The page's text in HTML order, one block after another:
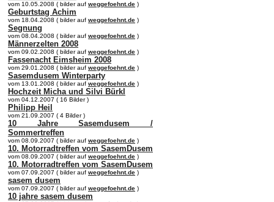
vom 10.05.2008 ( bilder auf weggefoehnt.de )
Geburtstag Achim
vom 18.04.2008 ( bilder auf weggefoehnt.de )
Segnung
vom 08.04.2008 ( bilder auf weggefoehnt.de )
Männerzelten 2008
vom 09.02.2008 ( bilder auf weggefoehnt.de )
Fassenacht Eimsheim 2008
vom 29.01.2008 ( bilder auf weggefoehnt.de )
Sasemdusem Winterparty
vom 13.01.2008 ( bilder auf weggefoehnt.de )
Hochzeit Micha und Silvi Bürkl
vom 04.12.2007 ( 16 Bilder )
Philipp Heil
vom 21.09.2007 ( 4 Bilder )
10 Jahre Sasemdusem /
Sommertreffen
vom 08.09.2007 ( bilder auf weggefoehnt.de )
10. Motorradtreffen vom SasemDusem
vom 08.09.2007 ( bilder auf weggefoehnt.de )
10. Motorradtreffen vom SasemDusem
vom 07.09.2007 ( bilder auf weggefoehnt.de )
sasem dusem
vom 07.09.2007 ( bilder auf weggefoehnt.de )
10 jahre sasem dusem